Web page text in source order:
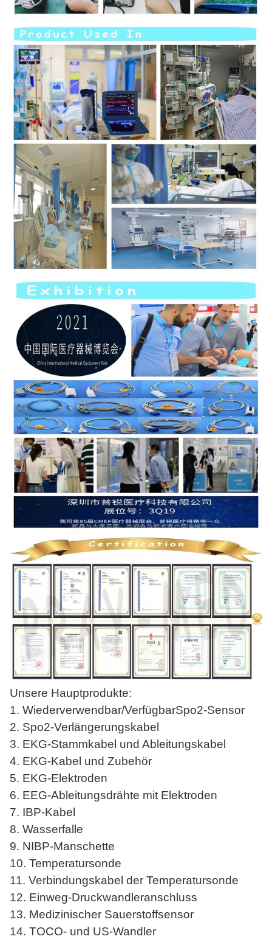
Unsere Hauptprodukte:
1. Wiederverwendbar/VerfügbarSpo2-Sensor
2. Spo2-Verlängerungskabel
3. EKG-Stammkabel und Ableitungskabel
4. EKG-Kabel und Zubehör
5. EKG-Elektroden
6. EEG-Ableitungsdrähte mit Elektroden
7. IBP-Kabel
8. Wasserfalle
9. NIBP-Manschette
10. Temperatursonde
11. Verbindungskabel der Temperatursonde
12. Einweg-Druckwandleranschluss
13. Medizinischer Sauerstoffsensor
14. TOCO- und US-Wandler